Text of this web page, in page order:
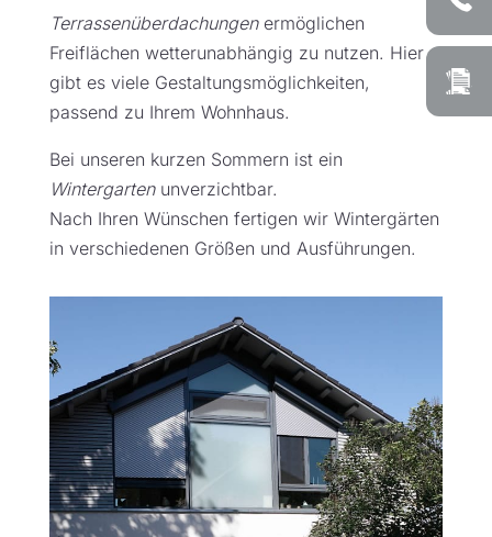
Terrassenüberdachungenermöglichen
Freiflächen wetterunabhängig zu nutzen. Hier
gibt es viele Gestaltungsmöglichkeiten,
passend zu Ihrem Wohnhaus.
Bei unseren kurzen Sommern ist ein
Wintergartenunverzichtbar.
Nach Ihren Wünschen fertigen wir Wintergärten
in verschiedenen Größen und Ausführungen.